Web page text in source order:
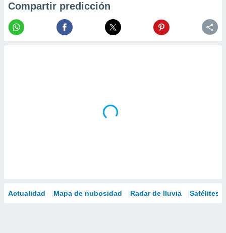
Compartir predicción
Actualidad Mapa de nubosidad Radar de lluvia Satélites